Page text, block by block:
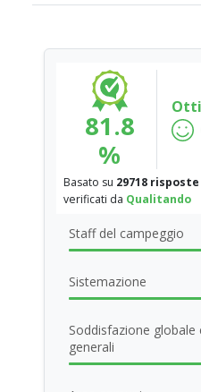
81.8
%
Basato su 29718
verificati da Qualitando
Staff del campeggio
Sistemazione
Soddisfazione
generali